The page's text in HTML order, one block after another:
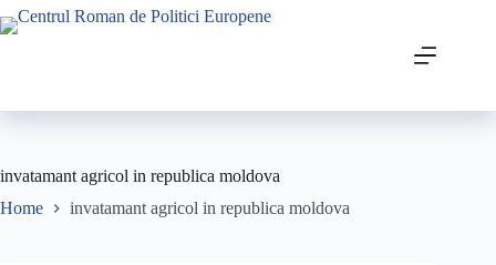
invatamant agricol in republica moldova
Home
invatamant agricol in republica moldova